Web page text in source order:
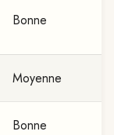
Bonne
Moyenne
Bonne